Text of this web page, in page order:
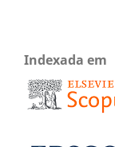
Indexada em